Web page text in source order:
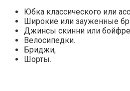
Юбка классического или
Широкие или зауженные
Джинсы скинни или
Велосипедки.
Бриджи,
Шорты.